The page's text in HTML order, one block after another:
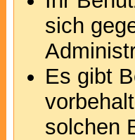
sich
Es gibt
solchen